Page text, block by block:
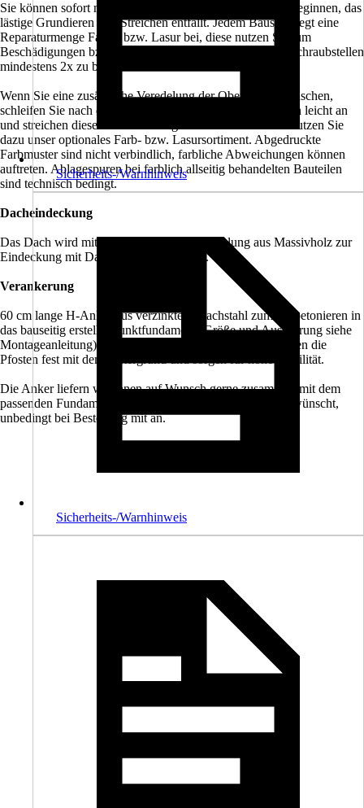
Sie können sofort nach der Anlieferung mit dem Aufbau beginnen, das
lästige Grundieren und Streichen entfällt. Jedem Bausatz liegt eine
Reparaturmenge Farbe, bzw. Lasur bei, diese nutzen Sie, um
Beschädigungen bzw. montagenotwendige Schnitt- und Schraubstellen
mindestens 2x zu behandeln.
Wenn Sie eine zusätzliche Veredelung der Oberfläche wünschen,
schleifen Sie nach der Montage die sichtbaren Oberflächen leicht an
und streichen diese mit hochwertiger Lasur bzw. Farbe. Nutzen Sie
dazu unser optionales Farb- bzw. Lasursortiment. Abgedruckte
Farbmuster sind nicht verbindlich, farbliche Abweichungen können
auftreten. Ablagespuren bei farblich allseitig behandelten Bauteilen
sind technisch bedingt.
Dacheindeckung
Das Dach wird mit 19 mm starker Dachschalung aus Massivholz zur
Eindeckung mit Dachschindeln geliefert.
Verankerung
60 cm lange H-Anker aus verzinktem Flachstahl zum Einbetonieren in
das bauseitig erstellte Punktfundament (Größe und Ausführung siehe
Montageanleitung) sind im Bausatz enthalten. Sie verbinden die
Pfosten fest mit dem Untergrund und sorgen für hohe Stabilität.
Die Anker liefern wir Ihnen auf Wunsch gerne zusammen mit dem
passenden Fundamentplan zu. Bitte geben Sie dies, so gewünscht,
unbedingt bei Bestellung mit an.
Sicherheits-/Warnhinweis
Sicherheits-/Warnhinweis